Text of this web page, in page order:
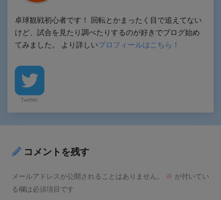
卓球観戦初心者です！ 回転とかまったく目で追えてない
けど、試合を見たり調べたりするのが好きでブログ始め
てみました。 より詳しいプロフィールはこちら！
Twitter
コメントを残す
メールアドレスが公開されることはありません。 ※ が付いてい
る欄は必須項目です